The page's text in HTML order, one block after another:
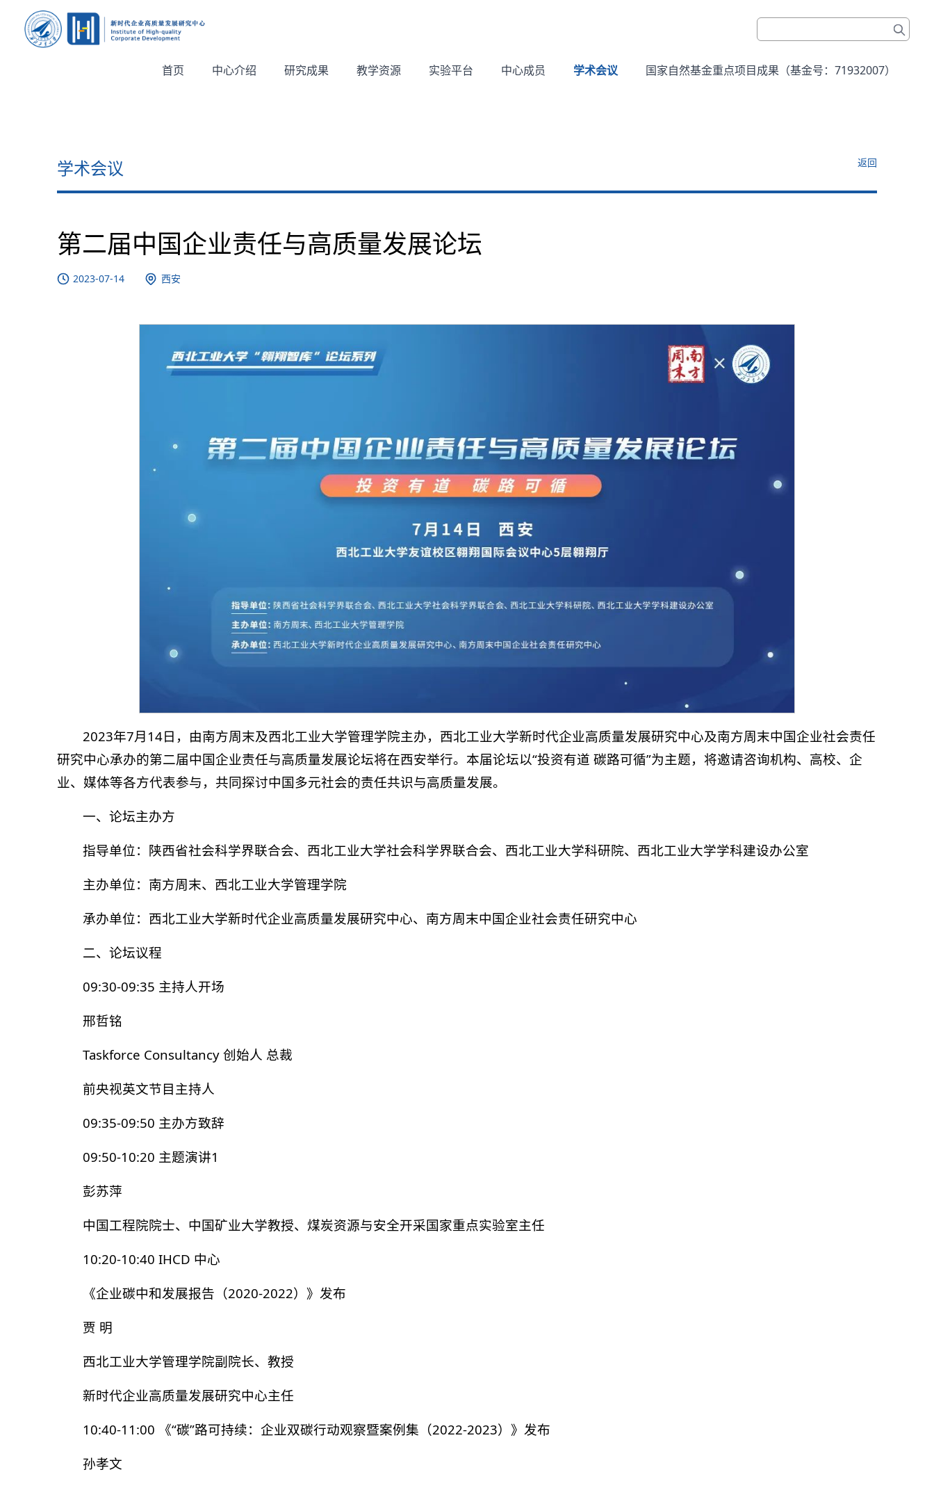
首页 中心介绍 研究成果 教学资源 实验平台 中心成员 学术会议 国家自然基金重点项目成果（基金号：71932007）
返回
学术会议
第二届中国企业责任与高质量发展论坛
2023-07-14 西安
2023年7月14日，由南方周末及西北工业大学管理学院主办，西北工业大学新时代企业高质量发展研究中心及南方周末中国企业社会责任
研究中心承办的第二届中国企业责任与高质量发展论坛将在西安举行。本届论坛以“投资有道 碳路可循”为主题，将邀请咨询机构、高校、企
业、媒体等各方代表参与，共同探讨中国多元社会的责任共识与高质量发展。
一、论坛主办方
指导单位： 陕西省社会科学界联合会、西北工业大学社会科学界联合会、西北工业大学科研院、西北工业大学学科建设办公室
主办单位： 南方周末、西北工业大学管理学院
承办单位： 西北工业大学新时代企业高质量发展研究中心、南方周末中国企业社会责任研究中心
二、论坛议程
09:30-09:35 主持人开场
邢哲铭
Taskforce Consultancy 创始人 总裁
前央视英文节目主持人
09:35-09:50 主办方致辞
09:50-10:20 主题演讲1
彭苏萍
中国工程院院士、中国矿业大学教授、煤炭资源与安全开采国家重点实验室主任
10:20-10:40 IHCD 中心
《企业碳中和发展报告（2020-2022）》发布
贾 明
西北工业大学管理学院副院长、教授
新时代企业高质量发展研究中心主任
10:40-11:00 《“碳”路可持续：企业双碳行动观察暨案例集（2022-2023）》发布
孙孝文